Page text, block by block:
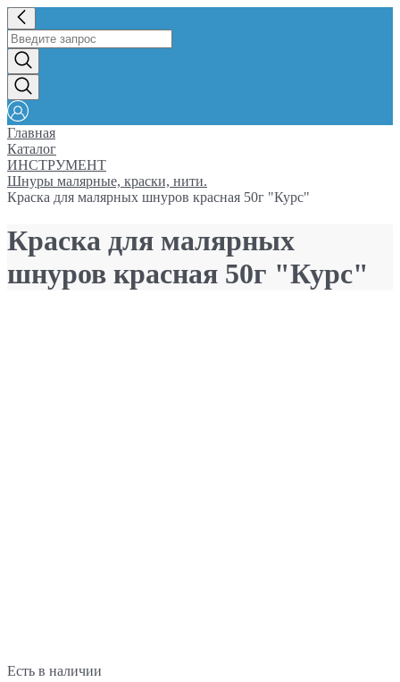
Главная
Каталог
ИНСТРУМЕНТ
Шнуры малярные, краски, нити.
Краска для малярных шнуров красная 50г "Курс"
Краска для малярных
шнуров красная 50г "Курс"
Есть в наличии